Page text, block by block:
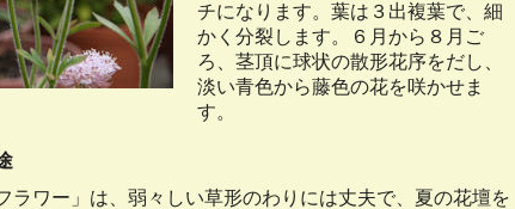
チになります。葉は３出複葉で、細
かく分裂します。６月から８月ご
ろ、茎頂に球状の散形花序をだし、
淡い青色から藤色の花を咲かせま
す。
ラワー」は、弱々しい草形のわりには丈夫で、夏の花壇を